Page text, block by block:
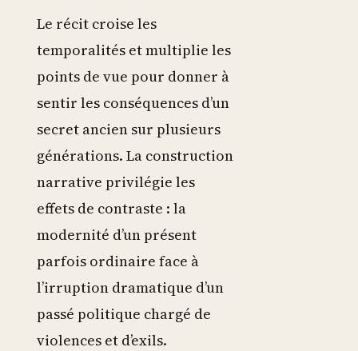
Le récit croise les
temporalités et multiplie les
points de vue pour donner à
sentir les conséquences d’un
secret ancien sur plusieurs
générations. La construction
narrative privilégie les
effets de contraste : la
modernité d’un présent
parfois ordinaire face à
l’irruption dramatique d’un
passé politique chargé de
violences et d’exils.